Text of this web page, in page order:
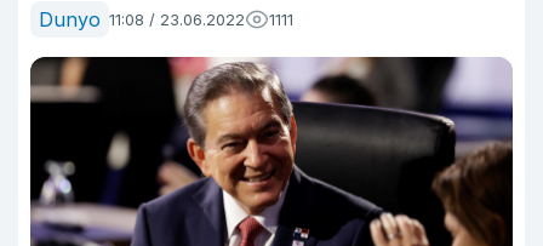
Dunyo 11:08 / 23.06.2022 1111